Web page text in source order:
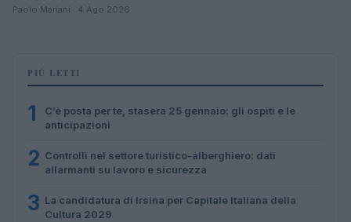
Paolo Mariani · 4 Ago 2026
PIÙ LETTI
1
C’è posta per te, stasera 25 gennaio: gli ospiti e le
anticipazioni
2 Controlli nel settore turistico-alberghiero: dati
allarmanti su lavoro e sicurezza
3 La candidatura di Irsina per Capitale Italiana della
Cultura 2029